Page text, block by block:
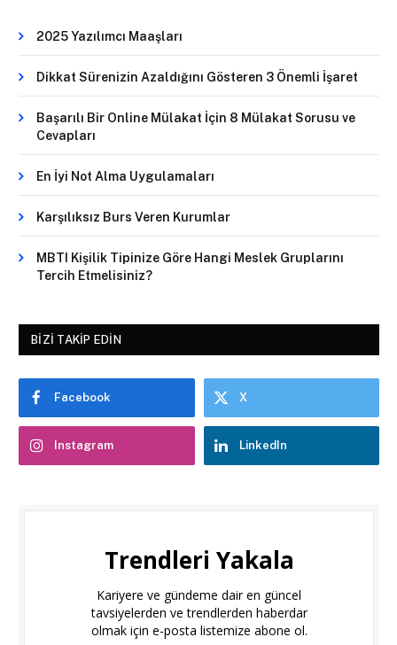
2025 Yazılımcı Maaşları
Dikkat Sürenizin Azaldığını Gösteren 3 Önemli İşaret
Başarılı Bir Online Mülakat İçin 8 Mülakat Sorusu ve
Cevapları
En İyi Not Alma Uygulamaları
Karşılıksız Burs Veren Kurumlar
MBTI Kişilik Tipinize Göre Hangi Meslek Gruplarını
Tercih Etmelisiniz?
BIZI TAKIP EDIN
Facebook X
Instagram LinkedIn
Trendleri Yakala
Kariyere ve gündeme dair en güncel
tavsiyelerden ve trendlerden haberdar
olmak için e-posta listemize abone ol.